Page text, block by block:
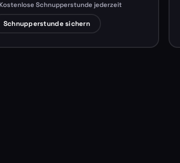
Kostenlose Schnupperstunde jederzeit
Schnupperstunde sichern